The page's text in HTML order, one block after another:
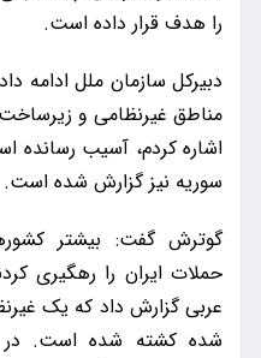
را هدف قرار داده است.
دبیرکل سازمان ملل ادامه
مناطق غیرنظامی و
اشاره کردم، آسیب رسانده
سوریه نیز گزارش شده است.
گوترش گفت: بیشتر
حملات ایران را رهگیری
عربی گزارش داد که یک
شده کشته شده است. در